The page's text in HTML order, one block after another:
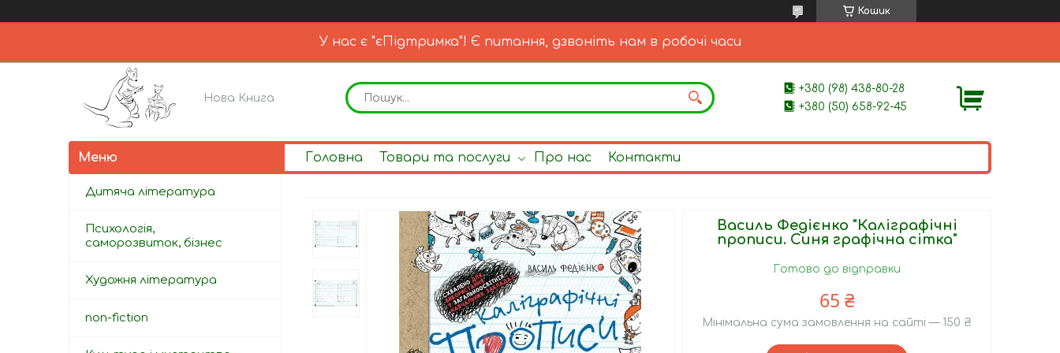
Кошик
У нас є "єПідтримка"! Є питання, дзвоніть нам в робочі часи
Нова Книга
+380 (98) 438-80-28
+380 (50) 658-92-45
Головна Товари та послуги Про нас Контакти
Василь Федієнко "Каліграфічні
прописи. Синя графічна сітка"
Готово до відправки
65 ₴
Мінімальна сума замовлення на сайті — 150 ₴
Дитяча література
Психологія,
саморозвиток, бізнес
Художня література
non-fiction